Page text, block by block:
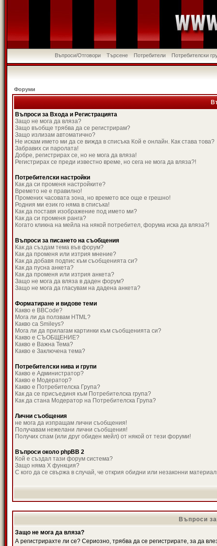
Въпроси/Отговори Търсене Потребители Потребителски
Форуми
Въпроси за Входа и Регистрацията
Защо не мога да вляза?
Защо въобще трябва да се регистрирам?
Защо излизам автоматично?
Не искам името ми да се вижда в списъка Кой е онлайн. Как става това?
Забравих си паролата!
Добре, регистрирах се, но не мога да вляза!
Регистрирах се преди известно време, но сега не мога да вляза?!
Потребителски настройки
Как да си променя настройките?
Времето не е правилно!
Промених часовата зона, но времето все още е грешно!
Родния ми език го няма в списъка!
Как да поставя изображение под името ми?
Как да си променя ранга?
Когато кликна на мейла на някой потребител, форума иска да вляза?!
Въпроси за писането на съобщения
Как да създам тема във форум?
Как да променя или изтрия мнение?
Как да добавя подпис към съобщенията си?
Как да пусна анкета?
Как да променя или изтрия анкета?
Защо не мога да вляза в даден форум?
Защо не мога да гласувам на дадена анкета?
Форматиране и видове теми
Какво е BBCode?
Мога ли да ползвам HTML?
Какво са Smileys?
Мога ли да прилагам картинки към съобщенията си?
Какво е СЪОБЩЕНИЕ?
Какво е Важна Тема?
Какво е Заключена тема?
Потребителски нива и групи
Какво е Администратор?
Какво е Модератор?
Какво е Потребителска Група?
Как да се присъединя към Потребителска група?
Как да стана Модератор на Потребителска Група?
Лични съобщения
не мога да изпращам лични съобщения!
Получавам нежелани лични съобщения!
Получих спам (или друг обиден мейл) от някой от тези форуми!
Въпроси около phpBB 2
Кой е създал тази форум система?
Защо няма X функция?
С кого да се свържа в случай, че открия обидни или незаконни
Въпроси
Защо не мога да вляза?
А регистрирахте ли се? Сериозно, трябва да се регистрирате, за да